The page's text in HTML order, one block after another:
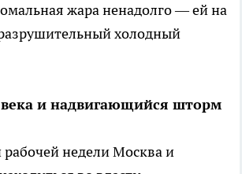
жара ненадолго — ей на
холодный
и надвигающийся шторм
рабочей недели Москва и